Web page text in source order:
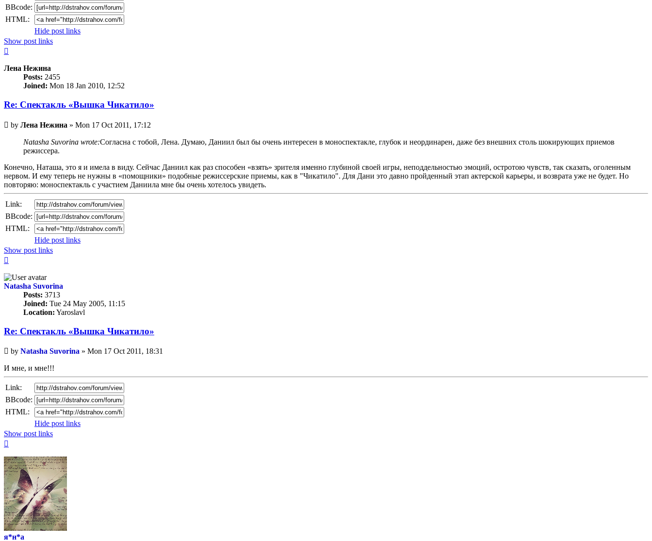
BBcode:
HTML:
Hide post links
Show post links
Лена Нежина
Posts: 2455
Joined: Mon 18 Jan 2010, 12:52
Re: Спектакль «Вышка Чикатило»
Unread
post
by Лена Нежина » Mon 17 Oct 2011, 17:12
Natasha Suvorina wrote:Согласна с тобой, Лена. Думаю, Даниил был бы очень интересен в моноспектакле, глубок и неординарен, даже без внешних столь шокирующих приемов
режиссера.
Конечно, Наташа, это я и имела в виду. Сейчас Даниил как раз способен «взять» зрителя именно глубиной своей игры, неподдельностью эмоций, остротою чувств, так сказать, оголенным
нервом. И ему теперь не нужны в «помощники» подобные режиссерские приемы, как в "Чикатило". Для Дани это давно пройденный этап актерской карьеры, и возврата уже не будет. Но
повторяю: моноспектакль с участием Даниила мне бы очень хотелось увидеть.
Link:
BBcode:
HTML:
Hide post links
Show post links
Natasha Suvorina
Posts: 3713
Joined: Tue 24 May 2005, 11:15
Location: Yaroslavl
Re: Спектакль «Вышка Чикатило»
Unread
post
by Natasha Suvorina » Mon 17 Oct 2011, 18:31
И мне, и мне!!!
Link:
BBcode:
HTML:
Hide post links
Show post links
я*н*а